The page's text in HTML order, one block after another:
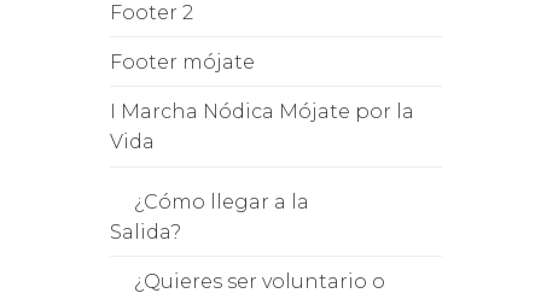
Footer 2
Footer mójate
I Marcha Nódica Mójate por la
Vida
¿Cómo llegar a la
Salida?
¿Quieres ser voluntario o